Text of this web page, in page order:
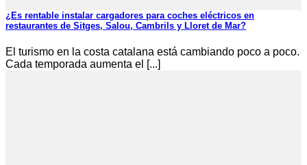
¿Es rentable instalar cargadores para coches eléctricos en
restaurantes de Sitges, Salou, Cambrils y Lloret de Mar?
El turismo en la costa catalana está cambiando poco a poco.
Cada temporada aumenta el [...]